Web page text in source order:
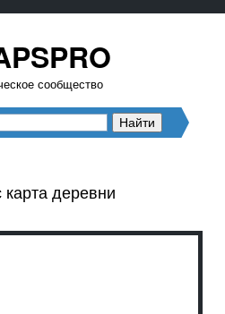
сообщество
деревни